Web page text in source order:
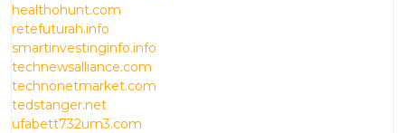
healthohunt.com
retefuturah.info
smartinvestinginfo.info
technewsalliance.com
technonetmarket.com
tedstanger.net
ufabett732um3.com